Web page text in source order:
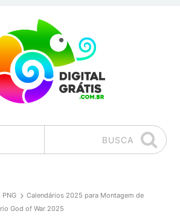
BUSCA
PNG
Calendários 2025 para Montagem de
God of War 2025